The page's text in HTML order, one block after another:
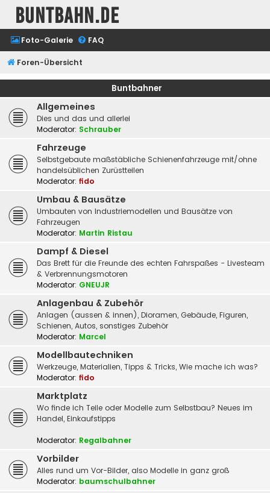
buntbahn.de
Foto-Galerie FAQ
Foren-Übersicht
Buntbahner
Allgemeines
Dies und das und allerlei
Moderator: Schrauber
Fahrzeuge
Selbstgebaute maßstäbliche Schienenfahrzeuge mit/ohne
handelsüblichen Zurüstteilen
Moderator: fido
Umbau & Bausätze
Umbauten von Industriemodellen und Bausätze von
Fahrzeugen
Moderator: Martin Ristau
Dampf & Diesel
Das Brett für die Freunde des echten Fahrspaßes - Livesteam
& Verbrennungsmotoren
Moderator: GNEUJR
Anlagenbau & Zubehör
Anlagen (aussen & innen), Dioramen, Gebäude, Figuren,
Schienen, Autos, sonstiges Zubehör
Moderator: Marcel
Modellbautechniken
Werkzeuge, Materialien, Tipps & Tricks, Wie mache ich was?
Moderator: fido
Marktplatz
Wo finde ich Teile oder Modelle zum Selbstbau? Neues im
Handel, Einkaufstipps
Moderator: Regalbahner
Vorbilder
Alles rund um Vor-Bilder, also Modelle in ganz groß
Moderator: baumschulbahner